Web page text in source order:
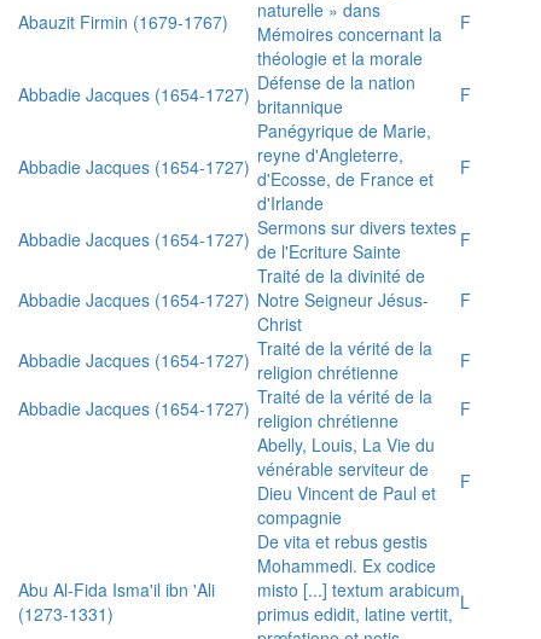
Abauzit Firmin (1679-1767)
naturelle » dans
Mémoires concernant la
théologie et la morale
F
Abbadie Jacques (1654-1727) Défense de la nation
britannique
F
Abbadie Jacques (1654-1727)
Panégyrique de Marie,
reyne d'Angleterre,
d'Ecosse, de France et
d'Irlande
F
Abbadie Jacques (1654-1727) Sermons sur divers textes
de l'Ecriture Sainte
F
Abbadie Jacques (1654-1727)
Traité de la divinité de
Notre Seigneur Jésus-
Christ
F
Abbadie Jacques (1654-1727) Traité de la vérité de la
religion chrétienne
F
Abbadie Jacques (1654-1727) Traité de la vérité de la
religion chrétienne
F
Abelly, Louis, La Vie du
vénérable serviteur de
Dieu Vincent de Paul et
compagnie
F
Abu Al-Fida Isma'il ibn 'Ali
(1273-1331)
De vita et rebus gestis
Mohammedi. Ex codice
misto [...] textum arabicum
primus edidit, latine vertit, L